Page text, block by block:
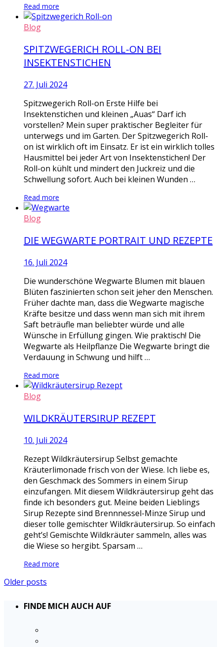
Read more
Blog
SPITZWEGERICH ROLL-ON BEI
INSEKTENSTICHEN
27. Juli 2024
Spitzwegerich Roll-on Erste Hilfe bei
Insektenstichen und kleinen „Auas“ Darf ich
vorstellen? Mein super praktischer Begleiter für
unterwegs und im Garten. Der Spitzwegerich Roll-
on ist wirklich oft im Einsatz. Er ist ein wirklich tolles
Hausmittel bei jeder Art von Insektenstichen! Der
Roll-on kühlt und mindert den Juckreiz und die
Schwellung sofort. Auch bei kleinen Wunden …
Read more
Blog
DIE WEGWARTE PORTRAIT UND REZEPTE
16. Juli 2024
Die wunderschöne Wegwarte Blumen mit blauen
Blüten faszinierten schon seit jeher den Menschen.
Früher dachte man, dass die Wegwarte magische
Kräfte besitze und dass wenn man sich mit ihrem
Saft beträufle man beliebter würde und alle
Wünsche in Erfüllung gingen. Wie praktisch! Die
Wegwarte als Heilpflanze Die Wegwarte bringt die
Verdauung in Schwung und hilft …
Read more
Blog
WILDKRÄUTERSIRUP REZEPT
10. Juli 2024
Rezept Wildkräutersirup Selbst gemachte
Kräuterlimonade frisch von der Wiese. Ich liebe es,
den Geschmack des Sommers in einem Sirup
einzufangen. Mit diesem Wildkräutersirup geht das
finde ich besonders gut. Meine beiden Lieblings
Sirup Rezepte sind Brennnessel-Minze Sirup und
dieser tolle gemischter Wildkräutersirup. So einfach
geht’s! Gemischte Wildkräuter sammeln, alles was
die Wiese so hergibt. Sparsam …
Read more
Older posts
FINDE MICH AUCH AUF